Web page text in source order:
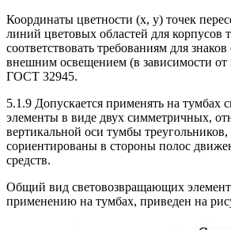
Координаты цветности (х, у) точек
линий цветовых областей для корпусов
соответствовать требованиям для
внешним освещением (в зависимости от
ГОСТ 32945.
5.1.9 Допускается применять на тумбах
элементы в виде двух симметричных,
вертикальной оси тумбы
сориентированы в стороны полос
средств.
Общий вид световозвращающих
применению на тумбах, приведен на